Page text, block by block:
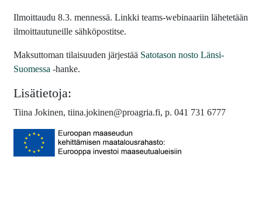
Ilmoittaudu 8.3. mennessä. Linkki teams-webinaariin lähetetään
ilmoittautuneille sähköpostitse.
Maksuttoman tilaisuuden järjestää Satotason nosto Länsi-
Suomessa -hanke.
Lisätietoja:
Tiina Jokinen, tiina.jokinen@proagria.fi, p. 041 731 6777